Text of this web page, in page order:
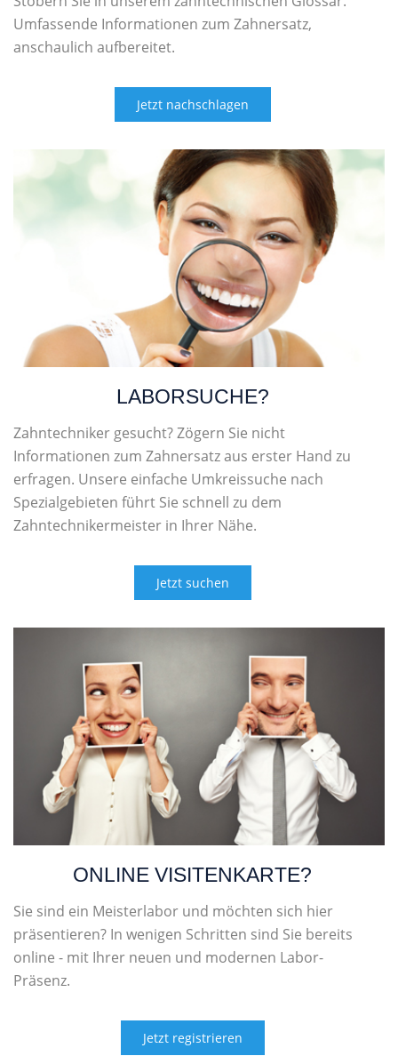
Umfassende Informationen zum Zahnersatz,
anschaulich aufbereitet.
Jetzt nachschlagen
LABORSUCHE?
Zahntechniker gesucht? Zögern Sie nicht
Informationen zum Zahnersatz aus erster Hand zu
erfragen. Unsere einfache Umkreissuche nach
Spezialgebieten führt Sie schnell zu dem
Zahntechnikermeister in Ihrer Nähe.
Jetzt suchen
ONLINE VISITENKARTE?
Sie sind ein Meisterlabor und möchten sich hier
präsentieren? In wenigen Schritten sind Sie bereits
online - mit Ihrer neuen und modernen Labor-
Präsenz.
Jetzt registrieren